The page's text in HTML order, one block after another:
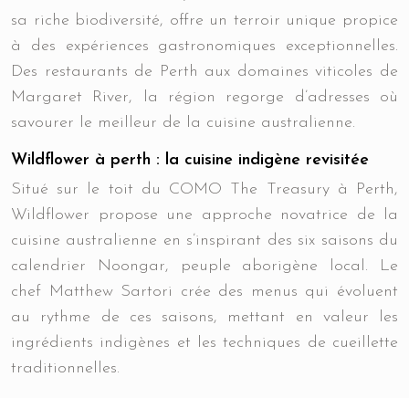
sa riche biodiversité, offre un terroir unique propice
à des expériences gastronomiques exceptionnelles.
Des restaurants de Perth aux domaines viticoles de
Margaret River, la région regorge d’adresses où
savourer le meilleur de la cuisine australienne.
Wildflower à perth : la cuisine indigène revisitée
Situé sur le toit du COMO The Treasury à Perth,
Wildflower propose une approche novatrice de la
cuisine australienne en s’inspirant des six saisons du
calendrier Noongar, peuple aborigène local. Le
chef Matthew Sartori crée des menus qui évoluent
au rythme de ces saisons, mettant en valeur les
ingrédients indigènes et les techniques de cueillette
traditionnelles.